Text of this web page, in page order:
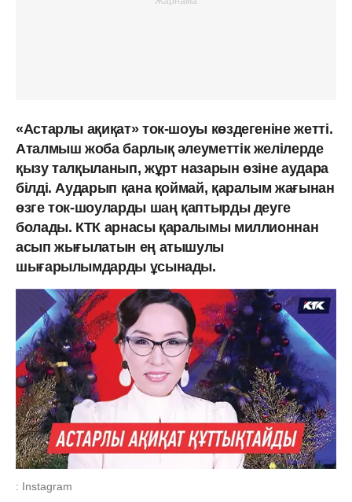
«Астарлы ақиқат» ток-шоуы көздегеніне жетті.
Аталмыш жоба барлық әлеуметтік желілерде
қызу талқыланып, жұрт назарын өзіне аудара
білді. Аударып қана қоймай, қаралым жағынан
өзге ток-шоуларды шаң қаптырды деуге
болады. КТК арнасы қаралымы миллионнан
асып жығылатын ең атышулы
шығарылымдарды ұсынады.
: Instagram